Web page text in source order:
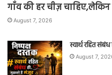
गाँव की हर चीज़ चाहिए,लेकिन
August 7, 2026
स्वार्थ रहित
August 7,